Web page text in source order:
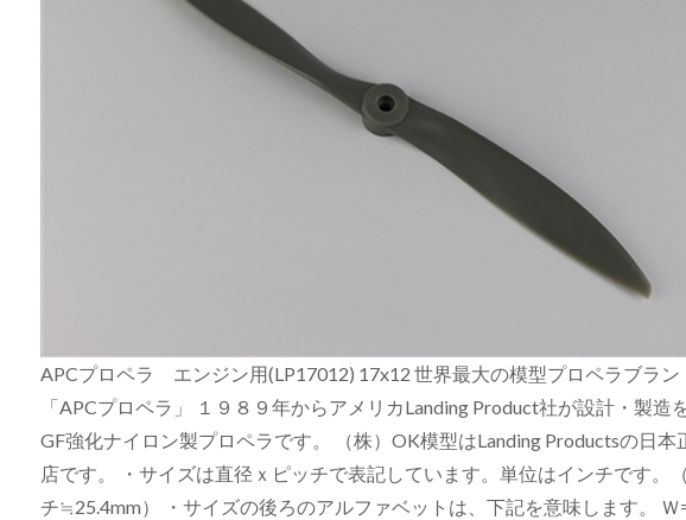
APCプロペラ エンジン用(LP17012) 17x12 世界最大の模型プロペラブラ
「APCプロペラ」 １９８９年からアメリカLanding Product社が設計・製造
GF強化ナイロン製プロペラです。 （株）OK模型はLanding Productsの日本
店です。 ・サイズは直径ｘピッチで表記しています。単位はインチです。
チ≒25.4mm） ・サイズの後ろのアルファベットは、下記を意味します。